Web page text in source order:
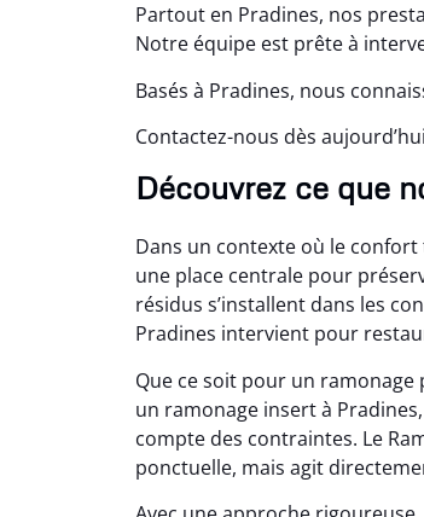
Partout en Pradines, nos
Notre équipe est prête à
Basés à Pradines, nous
Contactez-nous dès
Découvrez ce que
Dans un contexte où le
une place centrale pour
résidus s’installent dans les
Pradines intervient pour
Que ce soit pour un ramonage
un ramonage insert à
compte des contraintes. Le
ponctuelle, mais agit